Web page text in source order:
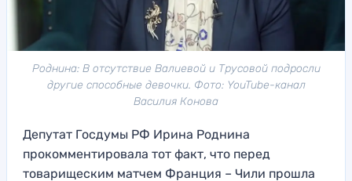
Роднина: В отсутствие Валиевой и Трусовой подросли
другие способные девочки. Фото: YouTube-канал
Василия Конова
Депутат Госдумы РФ Ирина Роднина
прокомментировала тот факт, что перед
товарищеским матчем Франция – Чили прошла